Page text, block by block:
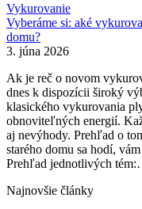
Vykurovanie
Vyberáme si: aké
domu?
3. júna 2026
Ak je reč o novom
dnes k dispozícii široký
klasického vykurovania
obnoviteľných energií.
aj nevýhody. Prehľad o
starého domu sa hodí,
Prehľad jednotlivých
Najnovšie články